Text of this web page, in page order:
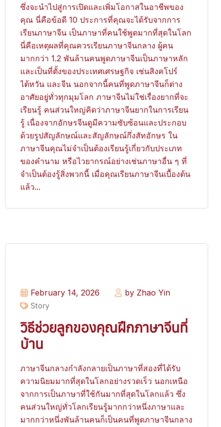
ซึ่งจะนำไปสู่การเปิดและเพิ่มโอกาสในอาชีพของ
คุณ นี่คือข้อดี 10 ประการที่คุณจะได้รับจากการ
เรียนภาษาจีน เป็นภาษาที่คนใช้พูดมากที่สุดในโลก
นี่คือเหตุผลที่คุณควรเรียนภาษาจีนกลาง ผู้คน
มากกว่า 1.2 พันล้านคนพูดภาษาจีนเป็นภาษาหลัก
และเป็นที่ตั้งของประเทศเศรษฐกิจ เช่นสิงคโปร์
ไต้หวัน และจีน นอกจากนี้คนที่พูดภาษาจีนก็ต่าง
อาศัยอยู่ทั่วทุกมุมโลก ภาษาจีนไม่ใช่เรื่องยากที่จะ
เรียนรู้ คนส่วนใหญ่คิดว่าภาษาจีนยากในการเรียน
รู้ เนื่องจากอักษรจีนดูมีความซับซ้อนและประกอบ
ด้วยรูปสัญลักษณ์และสัญลักษณ์กึ่งสัทอักษร ใน
ภาษาจีนคุณไม่จำเป็นต้องเรียนรู้เกี่ยวกับประเภท
ของคำนาม หรือไวยากรณ์อย่างเช่นภาษาอื่น ๆ ที่
จำเป็นต้องรู้สิ่งพวกนี้ เมื่อคุณเรียนภาษาจีนเบื้องต้น
แล้ว...
February 14, 2026
by Zhao Yin
Story
วิธีช่วยลูกของคุณฝึกภาษาจีนที่
บ้าน​
ภาษาจีนกลางกำลังกลายเป็นภาษาที่สองที่ได้รับ
ความนิยมมากที่สุดในโลกอย่างรวดเร็ว นอกเหนือ
จากการเป็นภาษาที่ใช้กันมากที่สุดในโลกแล้ว ซึ่ง
คนส่วนใหญ่ทั่วโลกเรียนรู้มากกว่าหนึ่งภาษาและ
มากกว่าหนึ่งพันล้านคนก็เป็นคนที่พูดภาษาจีนกลาง